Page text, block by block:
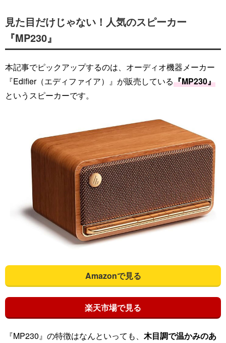
見た目だけじゃない！人気のスピーカー
『MP230』
本記事でピックアップするのは、オーディオ機器メーカー
『Edifier（エディファイア）』が販売している『MP230』
というスピーカーです。
Amazonで見る
楽天市場で見る
『MP230』の特徴はなんといっても、 木目調で温かみのあ